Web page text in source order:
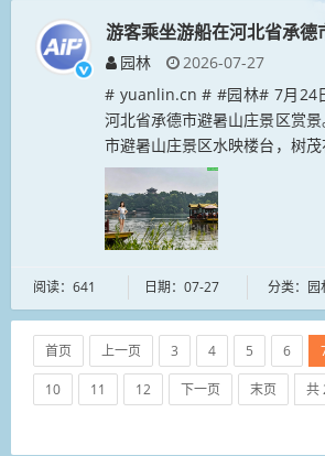
游客乘坐游船在河北省承德
园林
2026-07-27
# yuanlin.cn # #园林# 7月24
河北省承德市避暑山庄景区赏
市避暑山庄景区水映楼台，树
多游客前来赏景游玩，一览避暑
阅读：641 日期：07-27 分类：园
首页 上一页 3 4 5 6
10 11 12 下一页 末页 共